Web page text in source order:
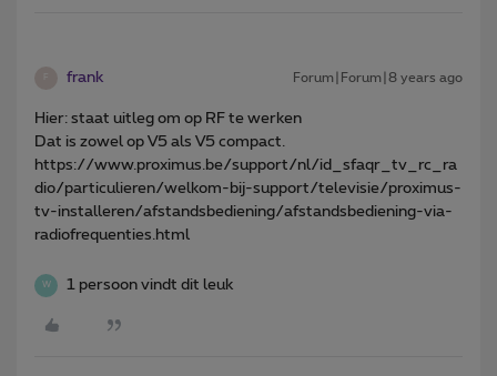
frank Forum|Forum|8 years ago
Hier: staat uitleg om op RF te werken
Dat is zowel op V5 als V5 compact.
https://www.proximus.be/support/nl/id_sfaqr_tv_rc_ra
dio/particulieren/welkom-bij-support/televisie/proximus-
tv-installeren/afstandsbediening/afstandsbediening-via-
radiofrequenties.html
W 1 persoon vindt dit leuk